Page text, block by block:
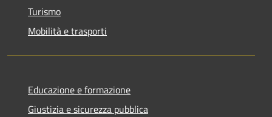
Turismo
Mobilità e trasporti
Educazione e formazione
Giustizia e sicurezza pubblica